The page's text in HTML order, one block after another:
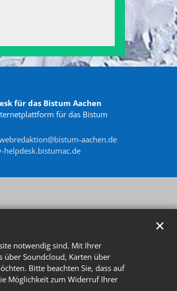
notwendig sind. Mit Ihrer
über Soundcloud, Karten über
Bitte beachten Sie, dass auf
Möglichkeit zum Widerruf Ihrer
✕
für das Bistum Aachen
für das Bistum
aachen.de
helpdesk.bistumac.de